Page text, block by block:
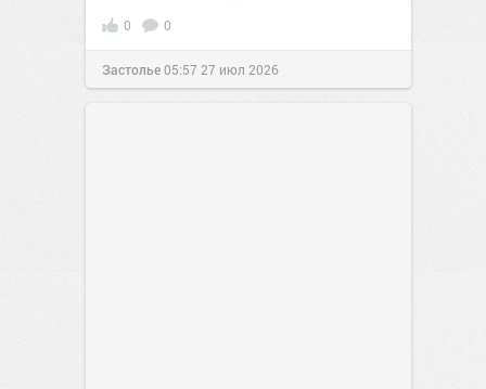
0 0
Застолье05:57 27 июл 2026